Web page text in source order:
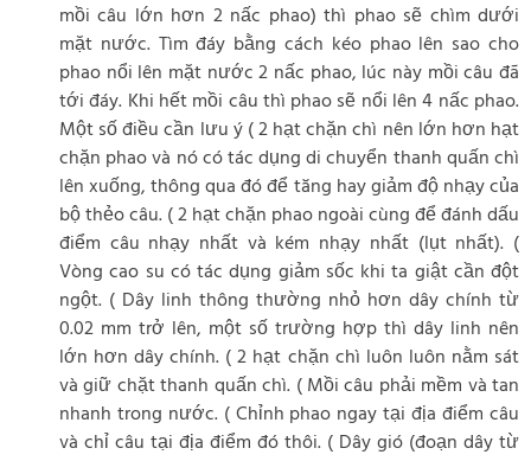
mồi câu lớn hơn 2 nấc phao) thì phao sẽ chìm dưới
mặt nước. Tìm đáy bằng cách kéo phao lên sao cho
phao nổi lên mặt nước 2 nấc phao, lúc này mồi câu đã
tới đáy. Khi hết mồi câu thì phao sẽ nổi lên 4 nấc phao.
Một số điều cần lưu ý ( 2 hạt chặn chì nên lớn hơn hạt
chặn phao và nó có tác dụng di chuyển thanh quấn chì
lên xuống, thông qua đó để tăng hay giảm độ nhạy của
bộ thẻo câu. ( 2 hạt chặn phao ngoài cùng để đánh dấu
điểm câu nhạy nhất và kém nhạy nhất (lụt nhất). (
Vòng cao su có tác dụng giảm sốc khi ta giật cần đột
ngột. ( Dây linh thông thường nhỏ hơn dây chính từ
0.02 mm trở lên, một số trường hợp thì dây linh nên
lớn hơn dây chính. ( 2 hạt chặn chì luôn luôn nằm sát
và giữ chặt thanh quấn chì. ( Mồi câu phải mềm và tan
nhanh trong nước. ( Chỉnh phao ngay tại địa điểm câu
và chỉ câu tại địa điểm đó thôi. ( Dây gió (đoạn dây từ